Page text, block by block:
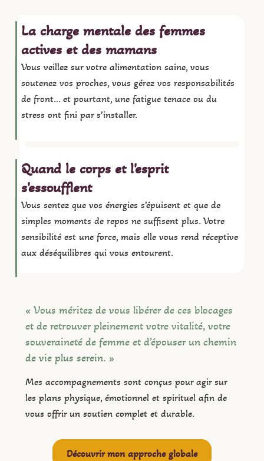
La charge mentale des femmes
actives et des mamans
Vous veillez sur votre alimentation saine, vous
soutenez vos proches, vous gérez vos responsabilités
de front… et pourtant, une fatigue tenace ou du
stress ont fini par s’installer.
Quand le corps et l'esprit
s'essoufflent
Vous sentez que vos énergies s’épuisent et que de
simples moments de repos ne suffisent plus. Votre
sensibilité est une force, mais elle vous rend réceptive
aux déséquilibres qui vous entourent.
« Vous méritez de vous libérer de ces blocages
et de retrouver pleinement votre vitalité, votre
souveraineté de femme et d’épouser un chemin
de vie plus serein. »
Mes accompagnements sont conçus pour agir sur
les plans physique, émotionnel et spirituel afin de
vous offrir un soutien complet et durable.
Découvrir mon approche globale